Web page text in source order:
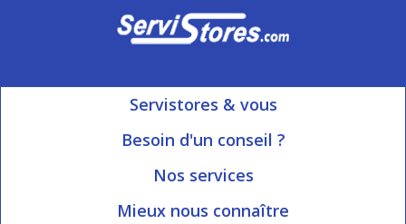
Servistores & vous
Mon compte
Besoin d'un conseil ?
Ouvert du Lundi au Vendredi
Nos services
Informations livraison
Mieux nous connaître